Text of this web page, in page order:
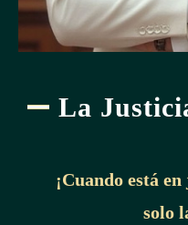
La
¡Cuando está
solo